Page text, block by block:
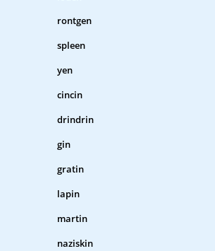
rontgen
spleen
yen
cincin
drindrin
gin
gratin
lapin
martin
naziskin